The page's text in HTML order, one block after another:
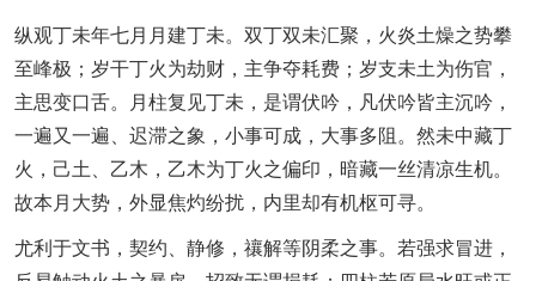
纵观丁未年七月月建丁未。双丁双未汇聚，火炎土燥之势攀
至峰极；岁干丁火为劫财，主争夺耗费；岁支未土为伤官，
主思变口舌。月柱复见丁未，是谓伏吟，凡伏吟皆主沉吟，
一遍又一遍、迟滞之象，小事可成，大事多阻。然未中藏丁
火，己土、乙木，乙木为丁火之偏印，暗藏一丝清凉生机。
故本月大势，外显焦灼纷扰，内里却有机枢可寻。
尤利于文书，契约、静修，禳解等阴柔之事。若强求冒进，